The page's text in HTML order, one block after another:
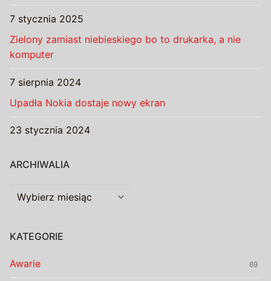
7 stycznia 2025
Zielony zamiast niebieskiego bo to drukarka, a nie
komputer
7 sierpnia 2024
Upadła Nokia dostaje nowy ekran
23 stycznia 2024
ARCHIWALIA
Archiwalia
KATEGORIE
Awarie 69